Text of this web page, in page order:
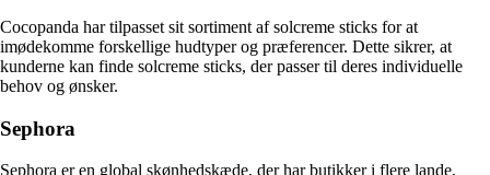
Cocopanda har tilpasset sit sortiment af solcreme sticks for at
imødekomme forskellige hudtyper og præferencer. Dette sikrer, at
kunderne kan finde solcreme sticks, der passer til deres individuelle
behov og ønsker.
Sephora
Sephora er en global skønhedskæde, der har butikker i flere lande,